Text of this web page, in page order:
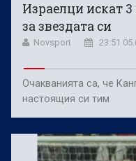
Израелци искат
за звездата си
Novsport 23:51
Очакванията са, че
настоящия си тим